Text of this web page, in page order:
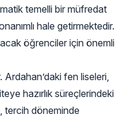
temelli bir müfredat
hale getirmektedir.
öğrenciler için önemli
fen liseleri,
hazırlık süreçlerindeki
tercih döneminde